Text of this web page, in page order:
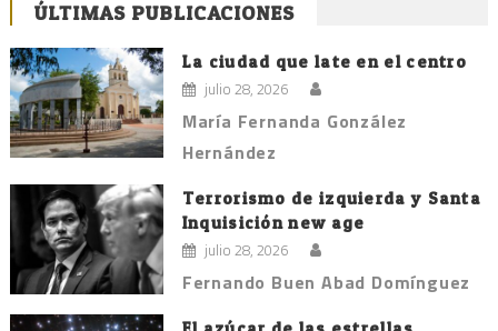
ÚLTIMAS PUBLICACIONES
La ciudad que late en el centro
julio 28, 2026
María Fernanda González
Hernández
Terrorismo de izquierda y Santa
Inquisición new age
julio 28, 2026
Fernando Buen Abad Domínguez